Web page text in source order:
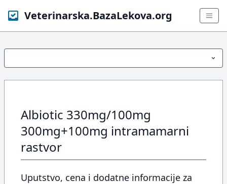
Veterinarska.BazaLekova.org
Albiotic 330mg/100mg
300mg+100mg intramamarni
rastvor
Uputstvo, cena i dodatne informacije za